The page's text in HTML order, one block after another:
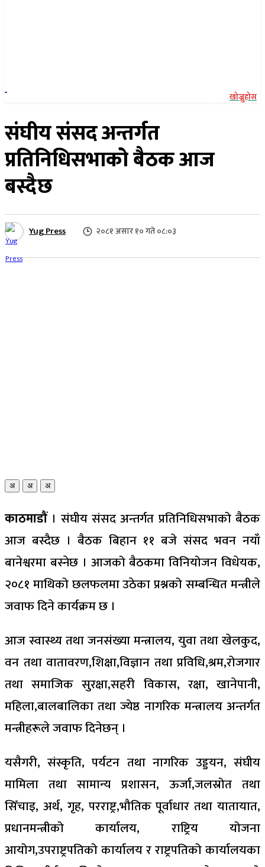
खोज्नुहोस
संघीय संसद अन्तर्गत
प्रतिनिधिसभाको बैठक आज
बस्दैछ
Yug Press २०८१ असार १० गते ०८:०३
अ अ अ
काठमाडौं। संघीय संसद अन्तर्गत प्रतिनिधिसभाको बैठक
आज बस्दैछ । बैठक बिहान ११ बजे संसद भवन नयाँ
बानेश्वरमा बस्नेछ । आजको बैठकमा विनियोजन विधेयक,
२०८१ माथिको छलफलमा उठेका प्रश्नको सम्बन्धित मन्त्रीले
जवाफ दिने कार्यक्रम छ ।
आज स्वास्थ्य तथा जनसंख्या मन्त्रालय, युवा तथा खेलकुद,
वन तथा वातावरण,शिक्षा,विज्ञान तथा प्रविधि,श्रम,रोजगार
तथा समाजिक सुरक्षा,सहरी विकास, रक्षा, खानेपानी,
महिला,बालबालिका तथा ज्येष्ठ नागरिक मन्त्रालय अन्तर्गत
मन्त्रीहरूले जवाफ दिनेछन् ।
यसैगरी, संस्कृति, पर्यटन तथा नागरिक उड्डयन, संघीय
मामिला तथा सामान्य प्रशासन, ऊर्जा,जलस्रोत तथा
सिँचाइ, अर्थ, गृह, परराष्ट्र,भौतिक पूर्वाधार तथा यातायात,
प्रधानमन्त्रीको कार्यालय, राष्ट्रिय योजना
आयोग,उपराष्ट्रपतिको कार्यालय र राष्ट्रपतिको कार्यालयका